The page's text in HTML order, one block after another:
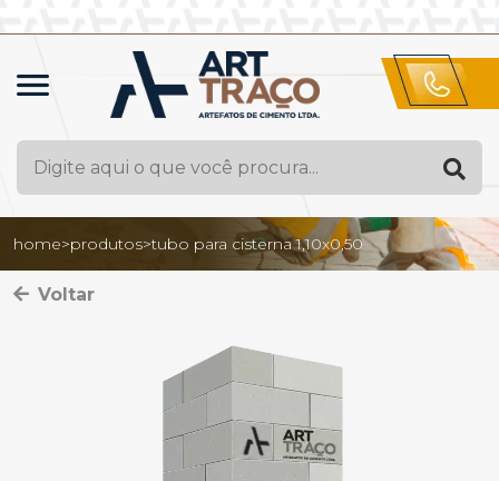
home>produtos>tubo para cisterna 1,10x0,50
Voltar